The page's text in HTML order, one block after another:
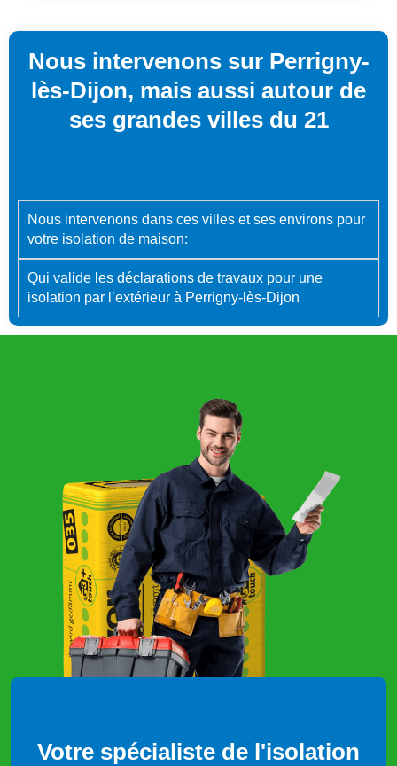
Nous intervenons sur Perrigny-
lès-Dijon, mais aussi autour de
ses grandes villes du 21
Nous intervenons dans ces villes et ses environs pour
votre isolation de maison:
Qui valide les déclarations de travaux pour une
isolation par l’extérieur à Perrigny-lès-Dijon
Votre spécialiste de l'isolation